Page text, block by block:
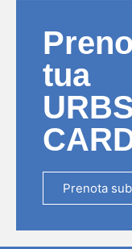
tua
Prenota